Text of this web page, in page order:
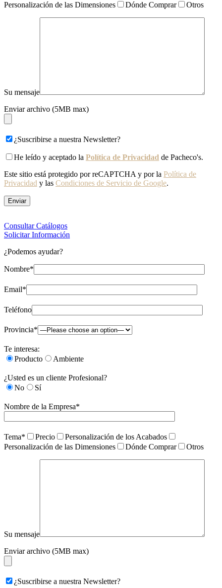
Personalización de las Dimensiones
Dónde Comprar Otros
Su mensaje
Enviar archivo (5MB max)
¿Suscribirse a nuestra Newsletter?
He leído y aceptado la Política de Privacidad de Pacheco's.
Este sitio está protegido por reCAPTCHA y por la Política de
Privacidad y las Condiciones de Servicio de Google.
Consultar Catálogos
Solicitar Información
¿Podemos ayudar?
Nombre*
Email*
Teléfono
Provincia*
Te interesa:
Producto
Ambiente
¿Usted es un cliente Profesional?
No
Sí
Nombre de la Empresa*
Tema* Precio
Personalización de los Acabados
Personalización de las Dimensiones
Dónde Comprar Otros
Su mensaje
Enviar archivo (5MB max)
¿Suscribirse a nuestra Newsletter?